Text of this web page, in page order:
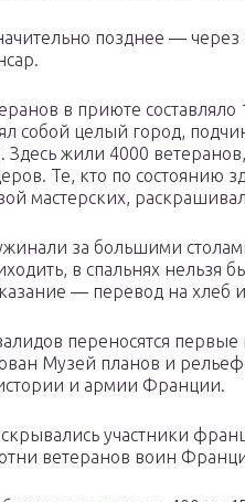
позднее — через
в приюте
собой целый город,
Здесь жили 4000
Те, кто по состоянию
мастерских,
за большими
в спальнях нельзя
— перевод на хлеб
переносятся
Музей планов и
и армии Франции.
участники
ветеранов воин